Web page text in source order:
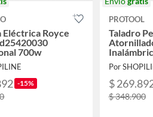
Eléctrica Royce
700w
-15%
PROTOOL
Taladro
Brushless
Por
$
$ 348.900